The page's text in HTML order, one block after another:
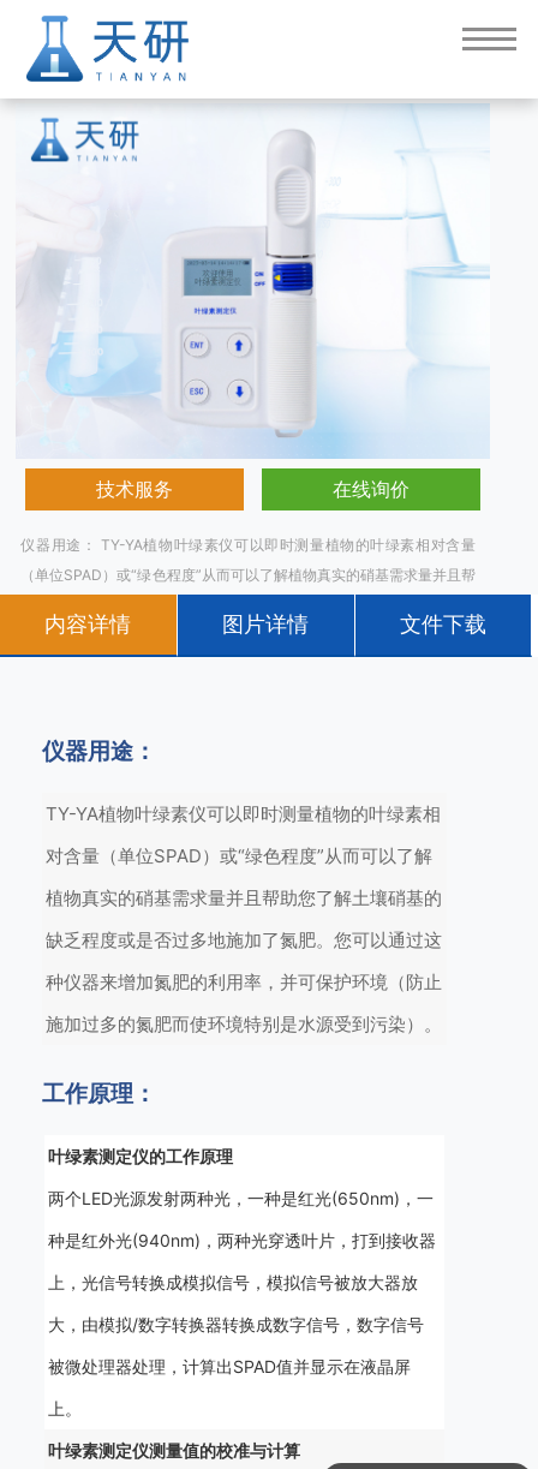
叶绿素检测仪（TY-YA）
技术服务 在线询价
仪器用途： TY-YA植物叶绿素仪可以即时测量植物的叶绿素相对含量
（单位SPAD）或“绿色程度”从而可以了解植物真实的硝基需求量并且帮
种仪器来增加氮肥的利用率，并可保护环境（防止施加过多的氮肥而使
内容详情 图片详情 文件下载
仪器用途：
TY-YA植物叶绿素仪可以即时测量植物的叶绿素相
对含量（单位SPAD）或“绿色程度”从而可以了解
植物真实的硝基需求量并且帮助您了解土壤硝基的
缺乏程度或是否过多地施加了氮肥。您可以通过这
种仪器来增加氮肥的利用率，并可保护环境（防止
施加过多的氮肥而使环境特别是水源受到污染）。
工作原理：
叶绿素测定仪的工作原理
两个LED光源发射两种光，一种是红光(650nm)，一
种是红外光(940nm)，两种光穿透叶片，打到接收器
上，光信号转换成模拟信号，模拟信号被放大器放
大，由模拟/数字转换器转换成数字信号，数字信号
被微处理器处理，计算出SPAD值并显示在液晶屏
上。
叶绿素测定仪测量值的校准与计算